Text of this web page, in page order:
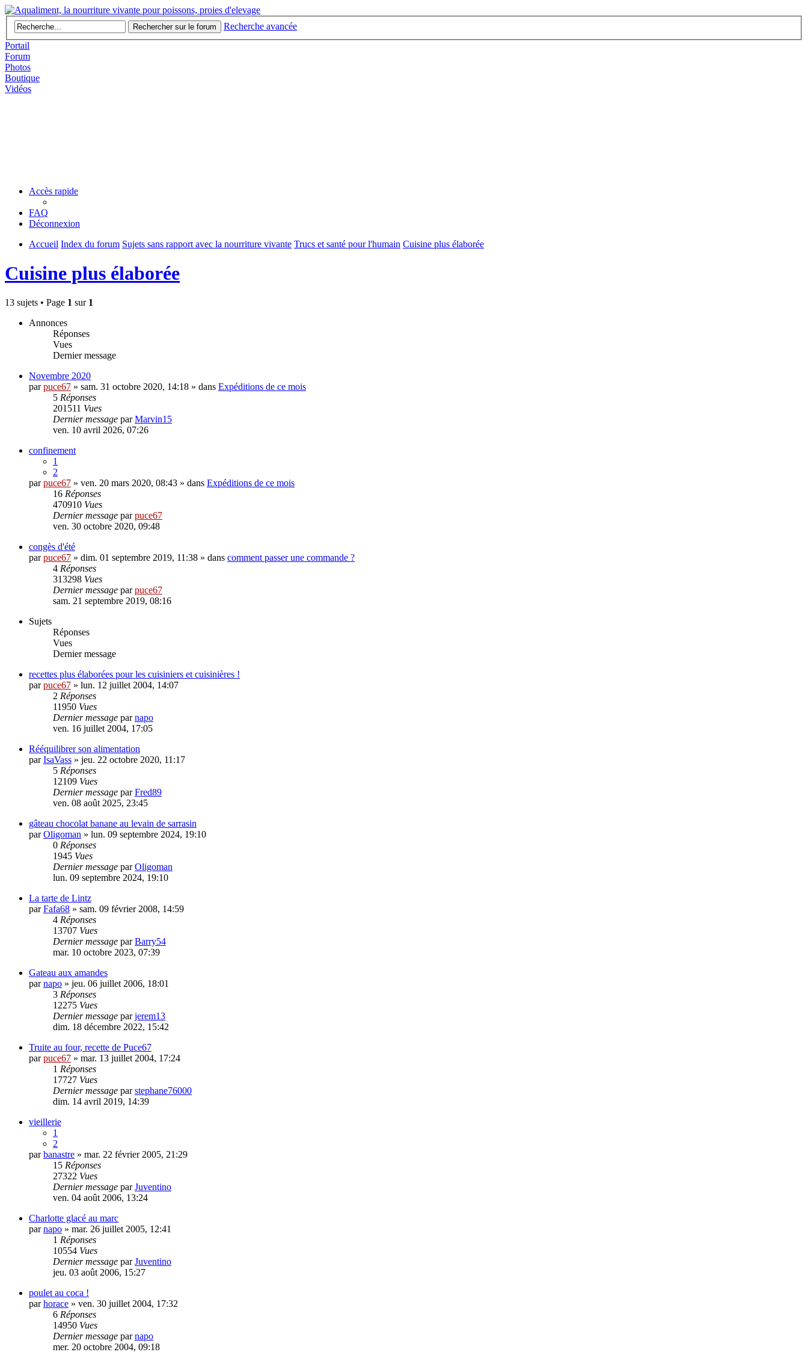
Recherche avancée
Portail
Forum
Photos
Boutique
Vidéos
Accès rapide
FAQ
Déconnexion
Accueil Index du forum Sujets sans rapport avec la nourriture vivante Trucs et santé pour l'humain Cuisine plus élaborée
Cuisine plus élaborée
13 sujets • Page 1 sur 1
Annonces
Réponses
Vues
Dernier message
Novembre 2020
parpuce67 » sam. 31 octobre 2020, 14:18 » dans Expéditions de ce mois
5 Réponses
201511 Vues
Dernier message parMarvin15
ven. 10 avril 2026, 07:26
confinement
1
2
parpuce67 » ven. 20 mars 2020, 08:43 » dans Expéditions de ce mois
16 Réponses
470910 Vues
Dernier message parpuce67
ven. 30 octobre 2020, 09:48
congès d'été
parpuce67 » dim. 01 septembre 2019, 11:38 » dans comment passer une commande ?
4 Réponses
313298 Vues
Dernier message parpuce67
sam. 21 septembre 2019, 08:16
Sujets
Réponses
Vues
Dernier message
recettes plus élaborées pour les cuisiniers et cuisinières !
parpuce67 » lun. 12 juillet 2004, 14:07
2 Réponses
11950 Vues
Dernier message parnapo
ven. 16 juillet 2004, 17:05
Rééquilibrer son alimentation
parIsaVass » jeu. 22 octobre 2020, 11:17
5 Réponses
12109 Vues
Dernier message parFred89
ven. 08 août 2025, 23:45
gâteau chocolat banane au levain de sarrasin
parOligoman » lun. 09 septembre 2024, 19:10
0 Réponses
1945 Vues
Dernier message parOligoman
lun. 09 septembre 2024, 19:10
La tarte de Lintz
parFafa68 » sam. 09 février 2008, 14:59
4 Réponses
13707 Vues
Dernier message parBarry54
mar. 10 octobre 2023, 07:39
Gateau aux amandes
parnapo » jeu. 06 juillet 2006, 18:01
3 Réponses
12275 Vues
Dernier message parjerem13
dim. 18 décembre 2022, 15:42
Truite au four, recette de Puce67
parpuce67 » mar. 13 juillet 2004, 17:24
1 Réponses
17727 Vues
Dernier message parstephane76000
dim. 14 avril 2019, 14:39
vieillerie
1
2
parbanastre » mar. 22 février 2005, 21:29
15 Réponses
27322 Vues
Dernier message parJuventino
ven. 04 août 2006, 13:24
Charlotte glacé au marc
parnapo » mar. 26 juillet 2005, 12:41
1 Réponses
10554 Vues
Dernier message parJuventino
jeu. 03 août 2006, 15:27
poulet au coca !
parhorace » ven. 30 juillet 2004, 17:32
6 Réponses
14950 Vues
Dernier message parnapo
mer. 20 octobre 2004, 09:18